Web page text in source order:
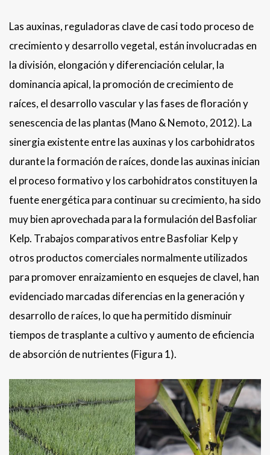
Las auxinas, reguladoras clave de casi todo proceso de
crecimiento y desarrollo vegetal, están involucradas en
la división, elongación y diferenciación celular, la
dominancia apical, la promoción de crecimiento de
raíces, el desarrollo vascular y las fases de floración y
senescencia de las plantas (Mano & Nemoto, 2012). La
sinergia existente entre las auxinas y los carbohidratos
durante la formación de raíces, donde las auxinas inician
el proceso formativo y los carbohidratos constituyen la
fuente energética para continuar su crecimiento, ha sido
muy bien aprovechada para la formulación del Basfoliar
Kelp. Trabajos comparativos entre Basfoliar Kelp y
otros productos comerciales normalmente utilizados
para promover enraizamiento en esquejes de clavel, han
evidenciado marcadas diferencias en la generación y
desarrollo de raíces, lo que ha permitido disminuir
tiempos de trasplante a cultivo y aumento de eficiencia
de absorción de nutrientes (Figura 1).